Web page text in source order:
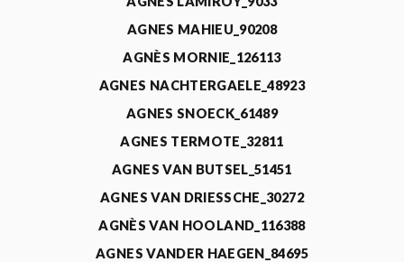
AGNES MAHIEU_90208
AGNÈS MORNIE_126113
AGNES NACHTERGAELE_48923
AGNES SNOECK_61489
AGNES TERMOTE_32811
AGNES VAN BUTSEL_51451
AGNES VAN DRIESSCHE_30272
AGNÈS VAN HOOLAND_116388
AGNES VANDER HAEGEN_84695